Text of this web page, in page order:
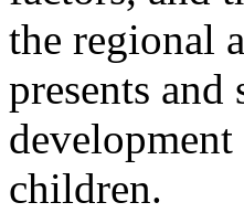
the regional
presents
children.